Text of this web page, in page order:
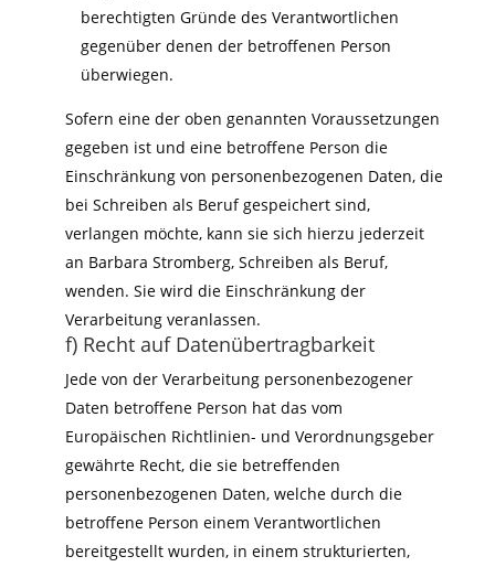
berechtigten Gründe des Verantwortlichen
gegenüber denen der betroffenen Person
überwiegen.
Sofern eine der oben genannten Voraussetzungen
gegeben ist und eine betroffene Person die
Einschränkung von personenbezogenen Daten, die
bei Schreiben als Beruf gespeichert sind,
verlangen möchte, kann sie sich hierzu jederzeit
an Barbara Stromberg, Schreiben als Beruf,
wenden. Sie wird die Einschränkung der
Verarbeitung veranlassen.
f) Recht auf Datenübertragbarkeit
Jede von der Verarbeitung personenbezogener
Daten betroffene Person hat das vom
Europäischen Richtlinien- und Verordnungsgeber
gewährte Recht, die sie betreffenden
personenbezogenen Daten, welche durch die
betroffene Person einem Verantwortlichen
bereitgestellt wurden, in einem strukturierten,